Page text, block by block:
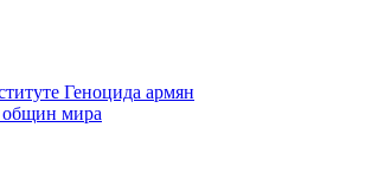
Геноцида армян
общин мира